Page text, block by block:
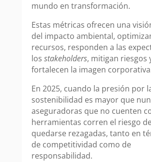
mundo en transformación.
Estas métricas ofrecen una
del impacto ambiental,
recursos, responden a las
los stakeholders, mitigan riesgos
fortalecen la imagen
En 2025, cuando la presión por
sostenibilidad es mayor que
aseguradoras que no cuenten
herramientas corren el riesgo
quedarse rezagadas, tanto en
de competitividad como de
responsabilidad.